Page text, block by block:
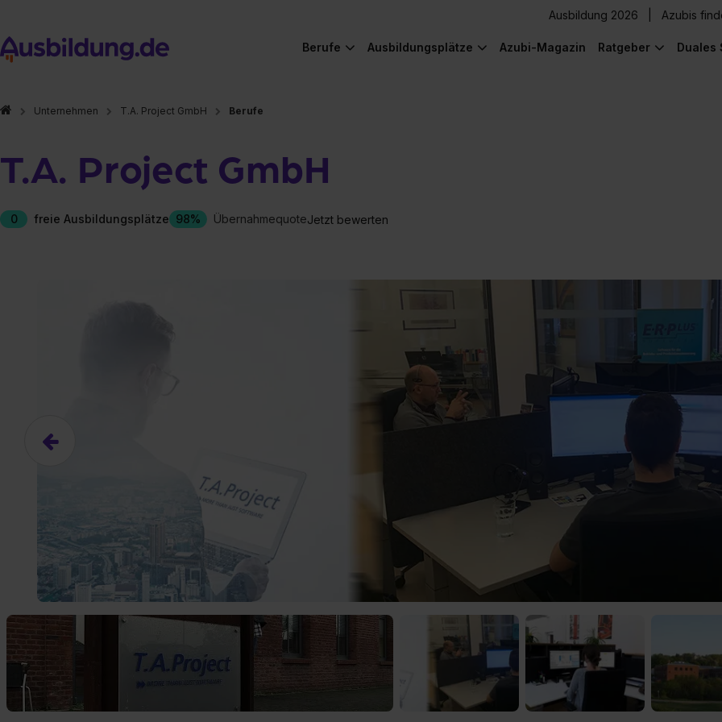
Ausbildung 2026 Azubis
Berufe Ausbildungsplätze Azubi-Magazin Ratgeber Duales
Unternehmen T.A. Project GmbH Berufe
T.A. Project GmbH
0 freie Ausbildungsplätze 98% ÜbernahmequoteJetzt bewerten
Hier gibt es (eigentlich) was Cooles zu sehen!
Das hier ist ein Platzhalter für Video-Content von YouTube. Neugierig? Dann schalte die Inhalte jetzt
Ja, ich erlaube die externen Inhalte von YouTube.
Ich bin damit einverstanden, dass mir die externen Inhalte angezeigt werden. Personenbezogene Daten